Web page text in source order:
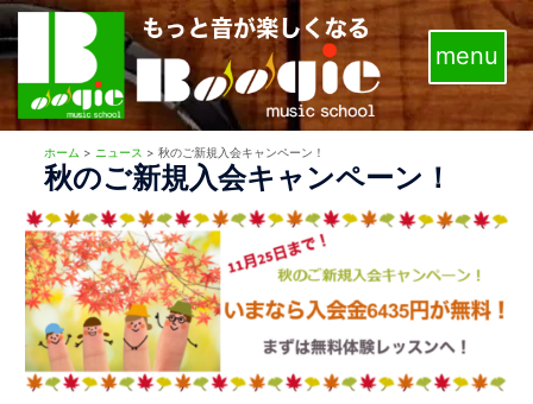
コ
ン
テ
ツ
ホーム > ニュース >秋のご新規入会キャンペーン！
秋のご新規入会キャンペーン！